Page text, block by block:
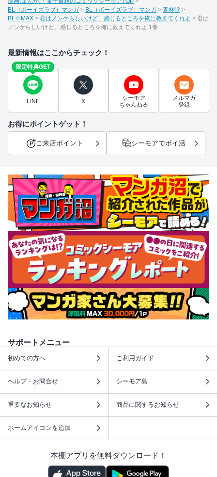
BL（ボーイズラブ）マンガ
BL（ボーイズラブ）マンガ
青林堂
BL☆MAX
君はノンケらしいけど、感じるところを俺に教えてくれよ
君は
ノンケらしいけど、感じるところを俺に教えてくれよ 1巻
最新情報はここからチェック！
限定特典GET
LINE X
シーモア
ちゃんねる
メルマガ
登録
お得にポイントゲット！
ご来店ポイント シーモアでポイ活
サポートメニュー
初めての方へ ご利用ガイド
ヘルプ・お問合せ シーモア島
重要なお知らせ 商品に関するお知らせ
ホームアイコンを追加
本棚アプリを無料ダウンロード！